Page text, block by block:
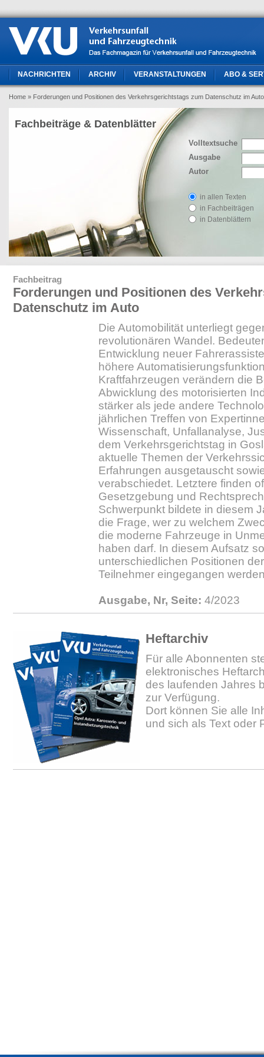
NACHRICHTEN ARCHIV VERANSTALTUNGEN ABO &
Home » Forderungen und Positionen des Verkehrsgerichtstags zum Datenschutz im Auto
Volltextsuche
Ausgabe
Autor
in allen Texten
in Fachbeiträgen
in Datenblättern
Fachbeiträge & Datenblätter
Fachbeitrag
Forderungen und Positionen des
Datenschutz im Auto
Die Automobilität unterliegt
revolutionären Wandel.
Entwicklung neuer
höhere
Kraftfahrzeugen verändern die
Abwicklung des motorisierten
stärker als jede andere
jährlichen Treffen von
Wissenschaft, Unfallanalyse,
dem Verkehrsgerichtstag in
aktuelle Themen der
Erfahrungen ausgetauscht
verabschiedet. Letztere finden
Gesetzgebung und
Schwerpunkt bildete in diesem
die Frage, wer zu welchem
die moderne Fahrzeuge in
haben darf. In diesem Aufsatz
unterschiedlichen Positionen
Teilnehmer eingegangen
Ausgabe, Nr, Seite: 4/2023
Heftarchiv
Für alle Abonnenten
elektronisches
des laufenden Jahres
zur Verfügung.
Dort können Sie alle
und sich als Text oder